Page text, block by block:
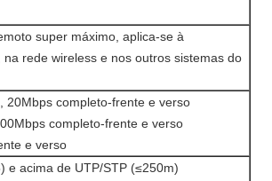
super máximo, aplica-se à
rede wireless e nos outros sistemas do
20Mbps completo-frente e verso
completo-frente e verso
e verso
e acima de UTP/STP (≤250m)